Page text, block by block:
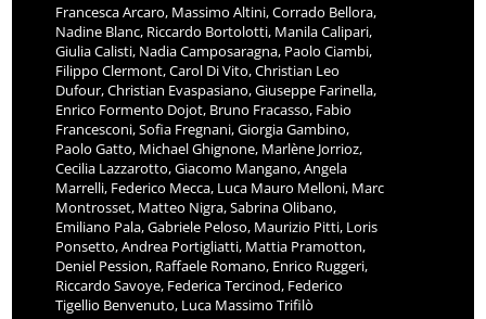
Francesca Arcaro, Massimo Altini, Corrado Bellora,
Nadine Blanc, Riccardo Bortolotti, Manila Calipari,
Giulia Calisti, Nadia Camposaragna, Paolo Ciambi,
Filippo Clermont, Carol Di Vito, Christian Leo
Dufour, Christian Evaspasiano, Giuseppe Farinella,
Enrico Formento Dojot, Bruno Fracasso, Fabio
Francesconi, Sofia Fregnani, Giorgia Gambino,
Paolo Gatto, Michael Ghignone, Marlène Jorrioz,
Cecilia Lazzarotto, Giacomo Mangano, Angela
Marrelli, Federico Mecca, Luca Mauro Melloni, Marc
Montrosset, Matteo Nigra, Sabrina Olibano,
Emiliano Pala, Gabriele Peloso, Maurizio Pitti, Loris
Ponsetto, Andrea Portigliatti, Mattia Pramotton,
Deniel Pession, Raffaele Romano, Enrico Ruggeri,
Riccardo Savoye, Federica Tercinod, Federico
Tigellio Benvenuto, Luca Massimo Trifilò